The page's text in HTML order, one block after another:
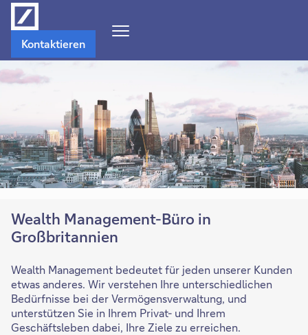
Menü
Kontaktieren
Wealth Management-Büro in
Großbritannien
Wealth Management bedeutet für jeden unserer Kunden
etwas anderes. Wir verstehen Ihre unterschiedlichen
Bedürfnisse bei der Vermögensverwaltung, und
unterstützen Sie in Ihrem Privat- und Ihrem
Geschäftsleben dabei, Ihre Ziele zu erreichen.